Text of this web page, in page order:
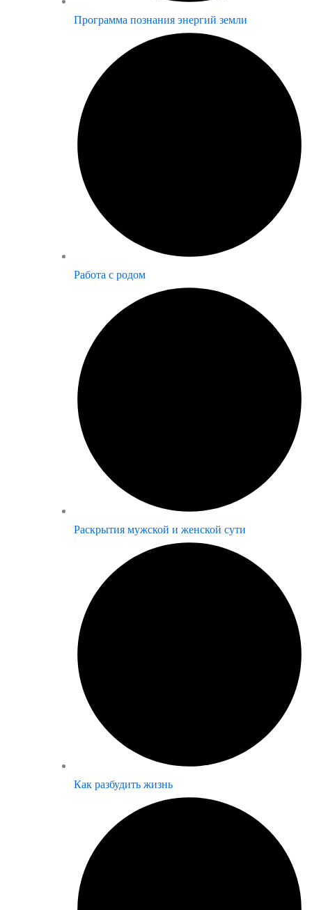
Программа познания энергий земли
Работа с родом
Раскрытия мужской и женской сути
Как разбудить жизнь